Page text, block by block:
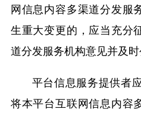
网信息内容多渠道分发服
生重大变更的，应当充分
道分发服务机构意见并及时
平台信息服务提供者
将本平台互联网信息内容